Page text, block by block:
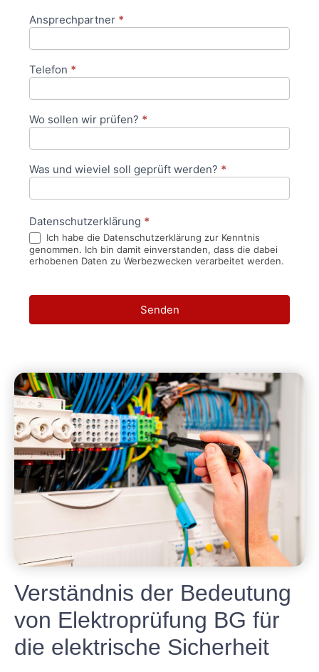
Ansprechpartner *
Telefon *
Wo sollen wir prüfen? *
Was und wieviel soll geprüft werden? *
Datenschutzerklärung *
Ich habe die Datenschutzerklärung zur Kenntnis
genommen. Ich bin damit einverstanden, dass die dabei
erhobenen Daten zu Werbezwecken verarbeitet werden.
Senden
Verständnis der Bedeutung
von Elektroprüfung BG für
die elektrische Sicherheit